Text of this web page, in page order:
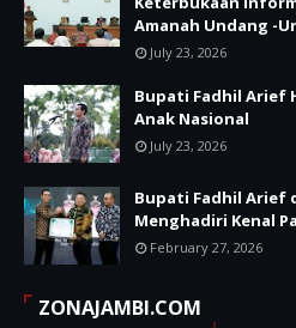
Amanah Undang -
July 23, 2026
Bupati Fadhil Arief
Anak Nasional
July 23, 2026
Bupati Fadhil Arief
Menghadiri Kenal
February 27, 2026
ZONAJAMBI.COM